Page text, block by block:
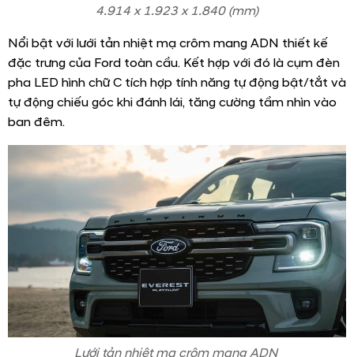
4.914 x 1.923 x 1.840 (mm)
Nổi bật với lưới tản nhiệt mạ crôm mang ADN thiết kế
đặc trưng của Ford toàn cầu. Kết hợp với đó là cụm đèn
pha LED hình chữ C tích hợp tính năng tự động bật/tắt và
tự động chiếu góc khi đánh lái, tăng cường tầm nhìn vào
ban đêm.
Lưới tản nhiệt mạ crôm mang ADN